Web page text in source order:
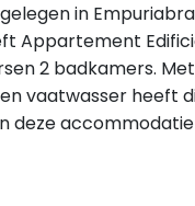
in
Appartement
2 badkamers.
vaatwasser heeft
deze